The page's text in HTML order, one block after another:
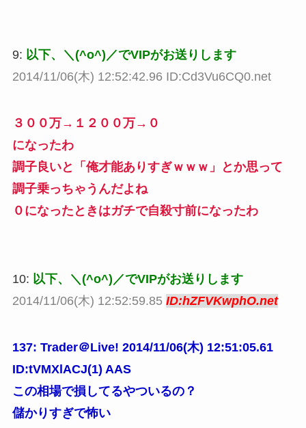
9: 以下、＼(^o^)／でVIPがお送りします
2014/11/06(木) 12:52:42.96 ID:Cd3Vu6CQ0.net
３００万→１２００万→０
になったわ
調子良いと「俺才能ありすぎｗｗｗ」とか思って
調子乗っちゃうんだよね
０になったときはガチで自殺寸前になったわ
10: 以下、＼(^o^)／でVIPがお送りします
2014/11/06(木) 12:52:59.85 ID:hZFVKwphO.net
137: Trader＠Live! 2014/11/06(木) 12:51:05.61
ID:tVMXlACJ(1) AAS
この相場で損してるやついるの？
儲かりすぎで怖い